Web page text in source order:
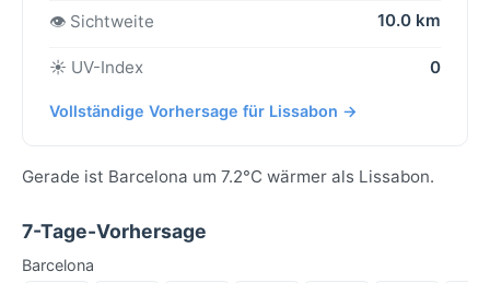
👁️ Sichtweite 10.0 km
☀️ UV-Index 0
Vollständige Vorhersage für Lissabon →
Gerade ist Barcelona um 7.2°C wärmer als Lissabon.
7-Tage-Vorhersage
Barcelona